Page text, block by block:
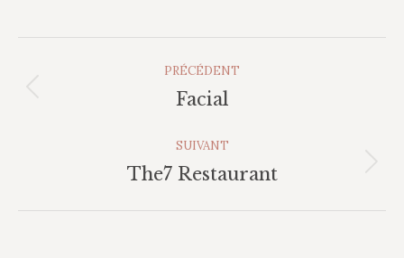
PRÉCÉDENT
Album
:
Facial
SUIVANT
Album
The7 Restaurant